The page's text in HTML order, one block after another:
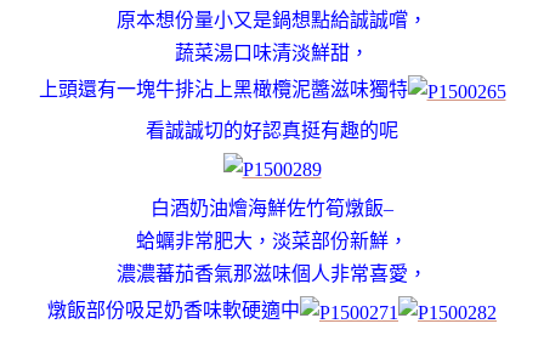
原本想份量小又是鍋想點給誠誠嚐，
蔬菜湯口味清淡鮮甜，
上頭還有一塊牛排沾上黑橄欖泥醬滋味獨特
看誠誠切的好認真挺有趣的呢
白酒奶油燴海鮮佐竹筍燉飯–
蛤蠣非常肥大，淡菜部份新鮮，
濃濃蕃茄香氣那滋味個人非常喜愛，
燉飯部份吸足奶香味軟硬適中